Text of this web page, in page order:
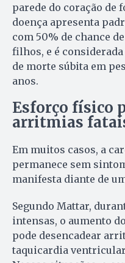
parede do coração de
doença apresenta
com 50% de chance
filhos, e é
de morte súbita em
anos.
Esforço físico
arritmias
Em muitos casos, a
permanece sem
manifesta diante de
Segundo Mattar,
intensas, o aumento
pode desencadear
taquicardia